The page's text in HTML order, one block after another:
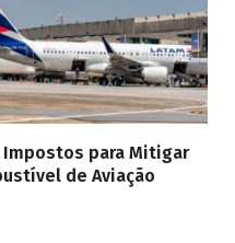
Impostos para Mitigar
de Aviação